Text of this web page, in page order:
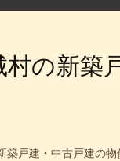
村の新築
築戸建・中古戸建の物